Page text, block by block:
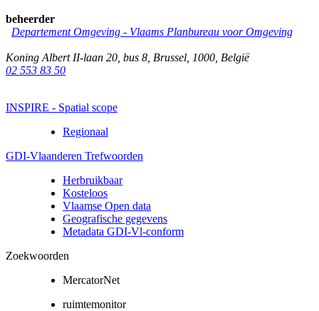
beheerder
Departement Omgeving - Vlaams Planbureau voor Omgeving
Koning Albert II-laan 20, bus 8 Brussel 1000 België
02 553 83 50
INSPIRE - Spatial scope
Regionaal
GDI-Vlaanderen Trefwoorden
Herbruikbaar
Kosteloos
Vlaamse Open data
Geografische gegevens
Metadata GDI-Vl-conform
Zoekwoorden
MercatorNet
ruimtemonitor